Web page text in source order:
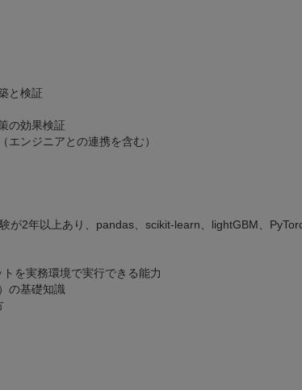
と検証
の効果検証
ンジニアとの連携を含む）
が2年以上あり、pandas、scikit-learn、lightGBM、
を実務環境で実行できる能力
の基礎知識